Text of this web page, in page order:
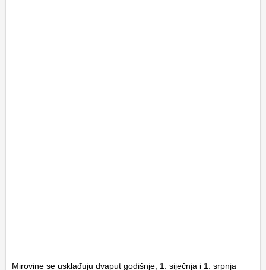
Mirovine se usklađuju dvaput godišnje, 1. siječnja i 1. srpnja